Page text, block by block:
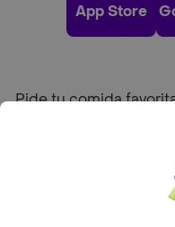
App Store
Pide tu comida